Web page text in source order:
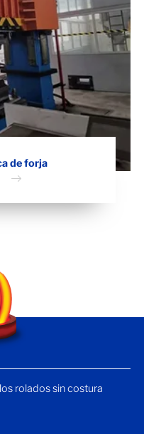
de forja
rolados sin costura